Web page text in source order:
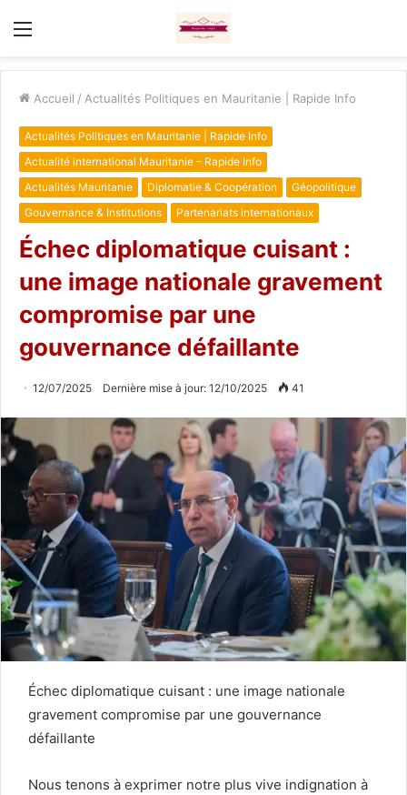
Menu
Accueil / Actualités Politiques en Mauritanie | Rapide Info
Actualités Politiques en Mauritanie | Rapide Info
Actualité international Mauritanie – Rapide Info
Actualités Mauritanie
Diplomatie & Coopération
Géopolitique
Gouvernance & Institutions
Partenariats internationaux
Échec diplomatique cuisant :
une image nationale gravement
compromise par une
gouvernance défaillante
12/07/2025 Dernière mise à jour: 12/10/2025 41
Échec diplomatique cuisant : une image nationale
gravement compromise par une gouvernance
défaillante
Nous tenons à exprimer notre plus vive indignation à